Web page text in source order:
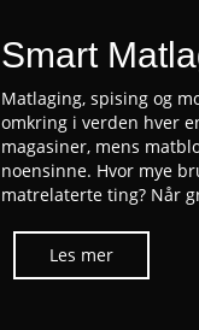
Smart
Matlaging, spising og
omkring i verden hver
magasiner, mens
noensinne. Hvor mye
matrelaterte ting? Når